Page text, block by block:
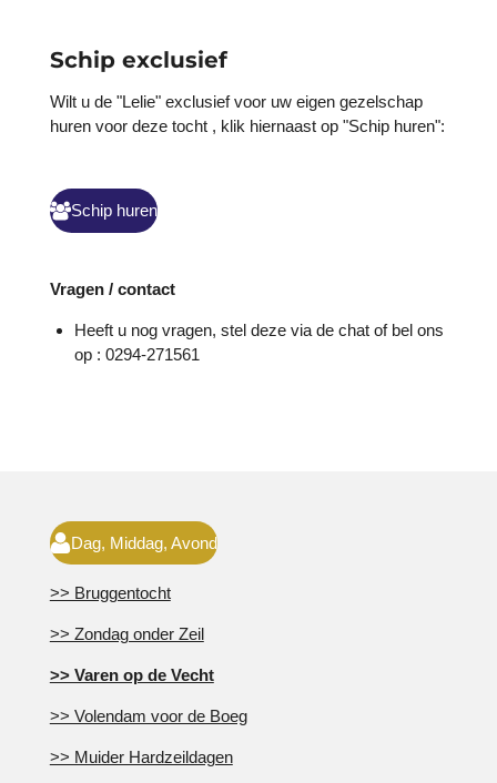
Schip exclusief
Wilt u de "Lelie" exclusief voor uw eigen gezelschap
huren voor deze tocht , klik hiernaast op "Schip huren":
Schip huren
Vragen / contact
Heeft u nog vragen, stel deze via de chat of bel ons
op : 0294-271561
Dag, Middag, Avond
>> Bruggentocht
>> Zondag onder Zeil
>> Varen op de Vecht
>> Volendam voor de Boeg
>> Muider Hardzeildagen